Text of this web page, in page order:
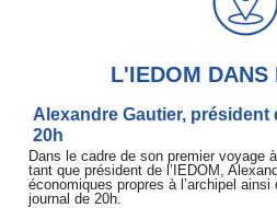
L'IEDOM DANS
Alexandre Gautier, président
20h
Dans le cadre de son premier voyage
tant que président de l’IEDOM,
économiques propres à l’archipel
journal de 20h.